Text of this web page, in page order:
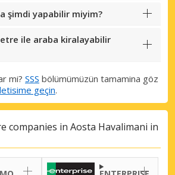
şimdi yapabilir miyim?
ile araba kiralayabilir
mi? SSS bölümümüzün tamamina göz
geçin.
companies in Aosta Havalimani in